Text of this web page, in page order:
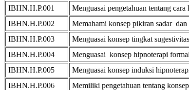
IBHN.H.P.001
Menguasai pengetahuan tentang
IBHN.H.P.002
Memahami konsep pikiran sadar dan
IBHN.H.P.003
Menguasai konsep tingkat
IBHN.H.P.004
Menguasai konsep hipnoterapi
IBHN.H.P.005
Menguasai konsep induksi
IBHN.H.P.006
Memiliki pengetahuan tentang